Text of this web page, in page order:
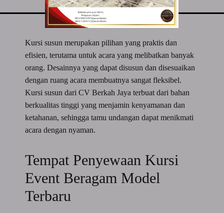
Kursi susun merupakan pilihan yang praktis dan
efisien, terutama untuk acara yang melibatkan banyak
orang. Desainnya yang dapat disusun dan disesuaikan
dengan ruang acara membuatnya sangat fleksibel.
Kursi susun dari CV Berkah Jaya terbuat dari bahan
berkualitas tinggi yang menjamin kenyamanan dan
ketahanan, sehingga tamu undangan dapat menikmati
acara dengan nyaman.
Tempat Penyewaan Kursi
Event Beragam Model
Terbaru